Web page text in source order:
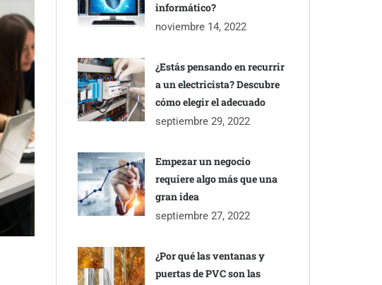
informático?
noviembre 14, 2022
¿Estás pensando en recurrir
a un electricista? Descubre
cómo elegir el adecuado
septiembre 29, 2022
Empezar un negocio
requiere algo más que una
gran idea
septiembre 27, 2022
¿Por qué las ventanas y
puertas de PVC son las